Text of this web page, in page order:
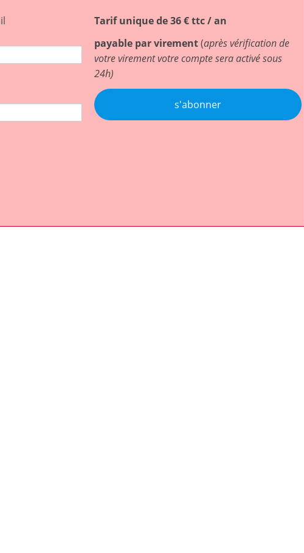
Tarif unique de 36 € ttc / an
payable par virement(après vérification de
votre virement votre compte sera activé sous
24h)
s'abonner